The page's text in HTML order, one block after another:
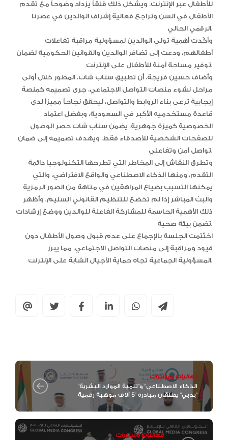
للأطفال عبر الإنترنت، ويشكل ذلك قلقاً يزداد وضوحاً مع تقدم
الأطفال في السن وتراجع فعالية إشراف الوالدين في عصرنا
الرقمي الحالي.
وأكّدت أهمية تولي الوالدين لمسؤولية مراقبة تفاعلات
أطفالهم، ودعت إلى تضافر الوالدين والقوانين الحكومية لضمان
توفير مساحة آمنة للأطفال على الإنترنت.
وأضاف حسين فريجة، أن تطبيق سناب شات، المطور خلال أولى
مراحل نشوء منصات التواصل الاجتماعي، جرى تصميمه كمنصة
إيجابية ترعى بناء الروابط والتواصل، ليحقق نجاحاً مميزاً لدى
قاعدة مستخدميه الأكبر في السعودية، وبفضل اعتماد
الخصوصية كميزة جوهرية، يضمن سناب شات حصر الوصول
للصفحات الشخصية للأصدقاء فقط، ويهدف تصميمه إلى ضمان
تواصل آمن وتفاعلي.
وتطرق النقاش إلى المخاطر التي تطرحها التكنولوجيا دائمة
التقدم، ومنها الذكاء الاصطناعي والواقع الافتراضي، والتي
يمكنها التسبب بضياع المراهقين في متاهة من الصور الرمزية
والبث المباشر إذا لم تخضع للتنظيم القانوني السليم. وأظهر
ذلك الأهمية الحاسمة للمشاركة الفاعلة للوالدين ووضع إرشادات
تضمن بيئة صحية.
اختُتمت الجلسة بالإجماع على عدم قبول وصول الأطفال دون
قيود ومراقبة إلى منصات التواصل الاجتماعي، مما يبرز
المسؤولية الجماعية تجاه حماية الأجيال الشابة على الإنترنت.
فعاليات ومبادرات
"الذكاء الاصطناعي" و"تنمية الموارد البشرية
بدبي" يطلقان مبادرة "5 آلاف موهبة رقمية"
فعاليات ومبادرات